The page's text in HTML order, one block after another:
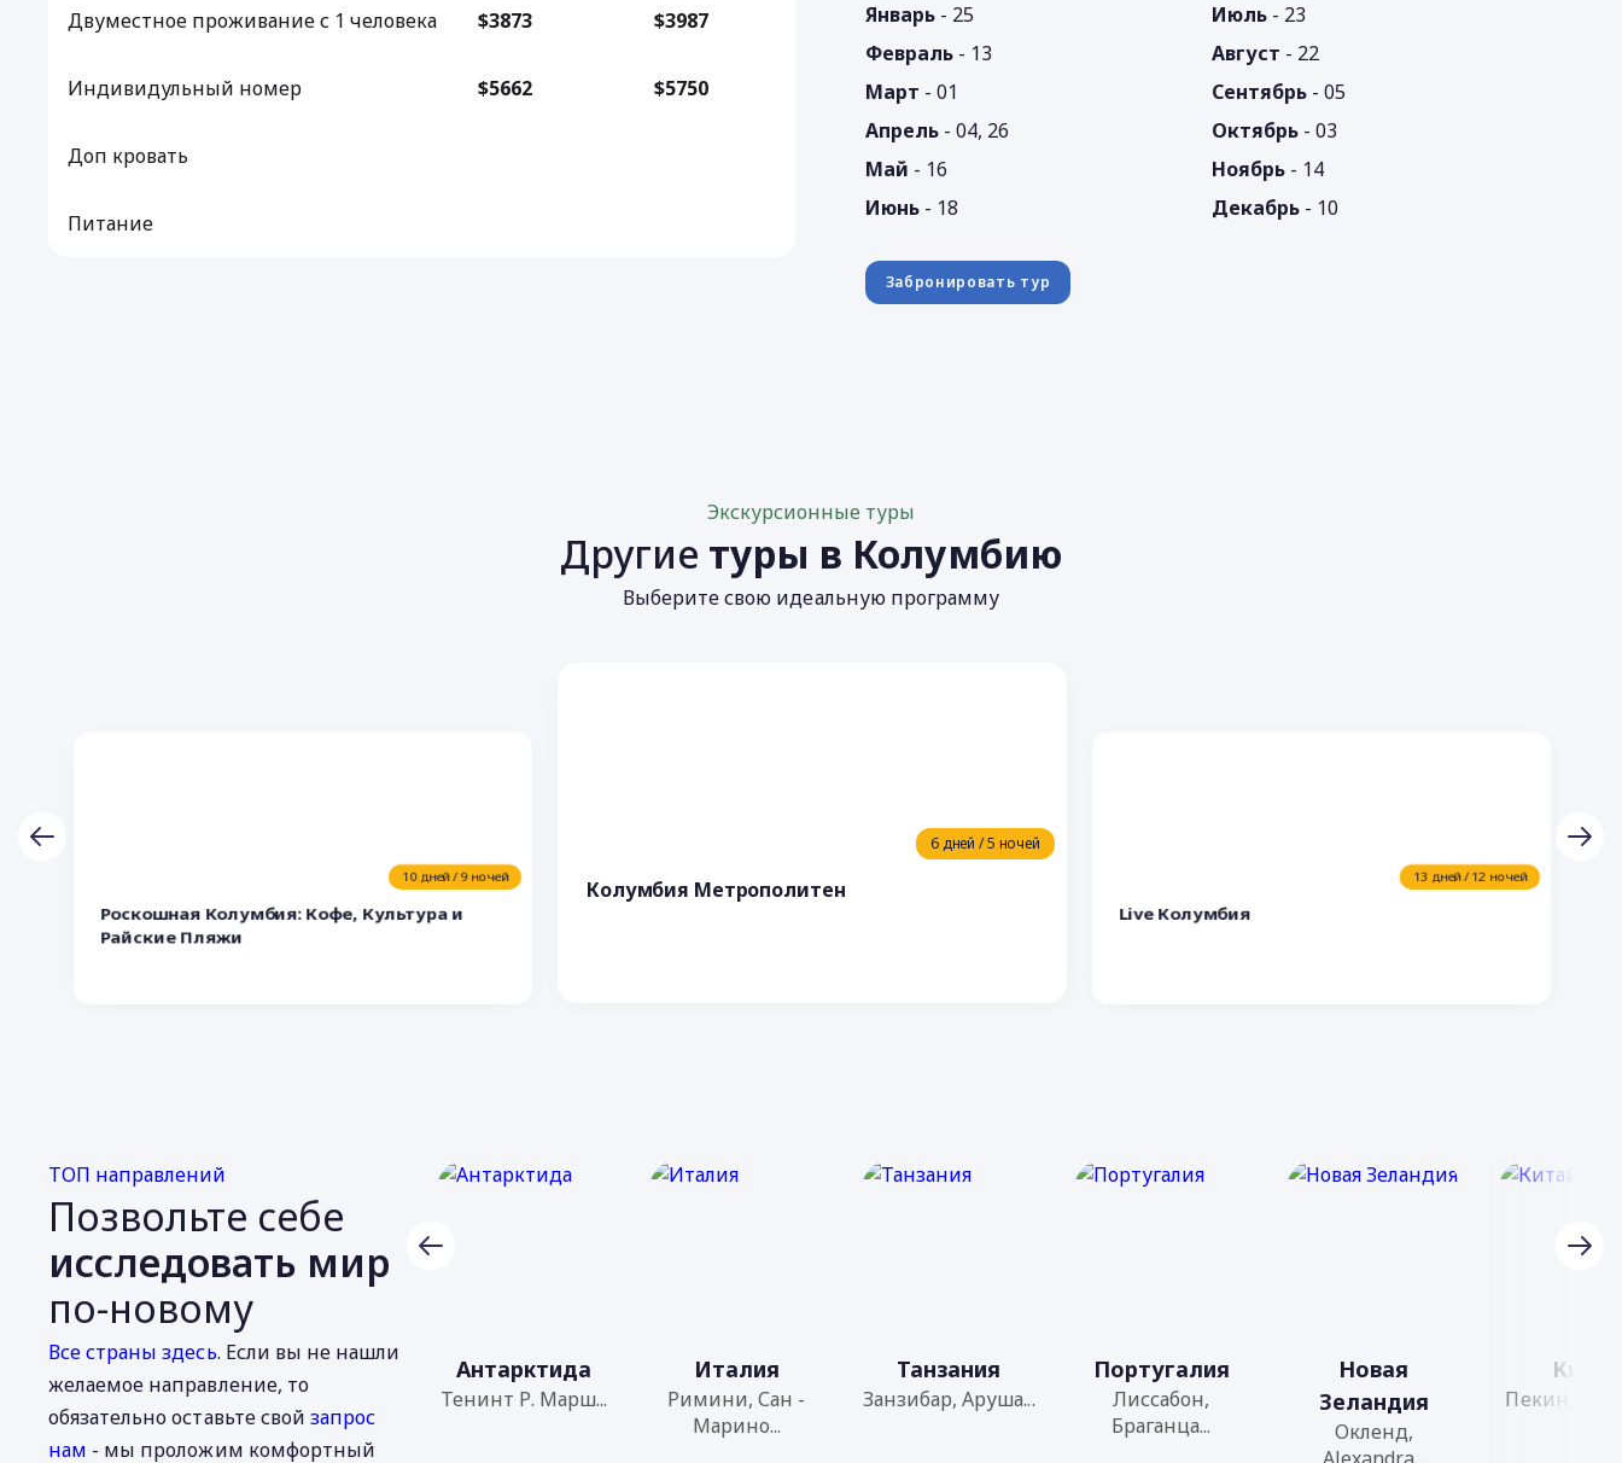
Двуместное проживание с 1 человека $3873 $3987
Индивидульный номер $5662 $5750
Доп кровать
Питание
Январь- 25
Февраль- 13
Март - 01
Апрель- 04, 26
Май - 16
Июнь- 18
Июль - 23
Август - 22
Сентябрь - 05
Октябрь - 03
Ноябрь - 14
Декабрь - 10
Забронировать тур
Экскурсионные туры
Другие туры в Колумбию
Выберите свою идеальную программу
10 дней / 9 ночей
Роскошная Колумбия: Кофе, Культура и
Райские Пляжи
6 дней / 5 ночей
Колумбия Метрополитен 13 дней / 12 ночей
Live Колумбия
ТОП направлений
Позвольте себе
исследовать мир
по-новому
Все страны здесь. Если вы не нашли
желаемое направление, то
обязательно оставьте свой запрос
нам - мы проложим комфортный
Испания
Мадрид,
Кордоба...
Антарктида
Тенинт Р. Марш...
Италия
Римини, Сан -
Марино...
Танзания
Занзибар, Аруша...
Португалия
Лиссабон,
Браганца...
Новая
Зеландия
Окленд,
Китай
Пекин,